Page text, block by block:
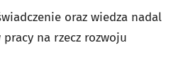
oraz wiedza nadal
pracy na rzecz rozwoju